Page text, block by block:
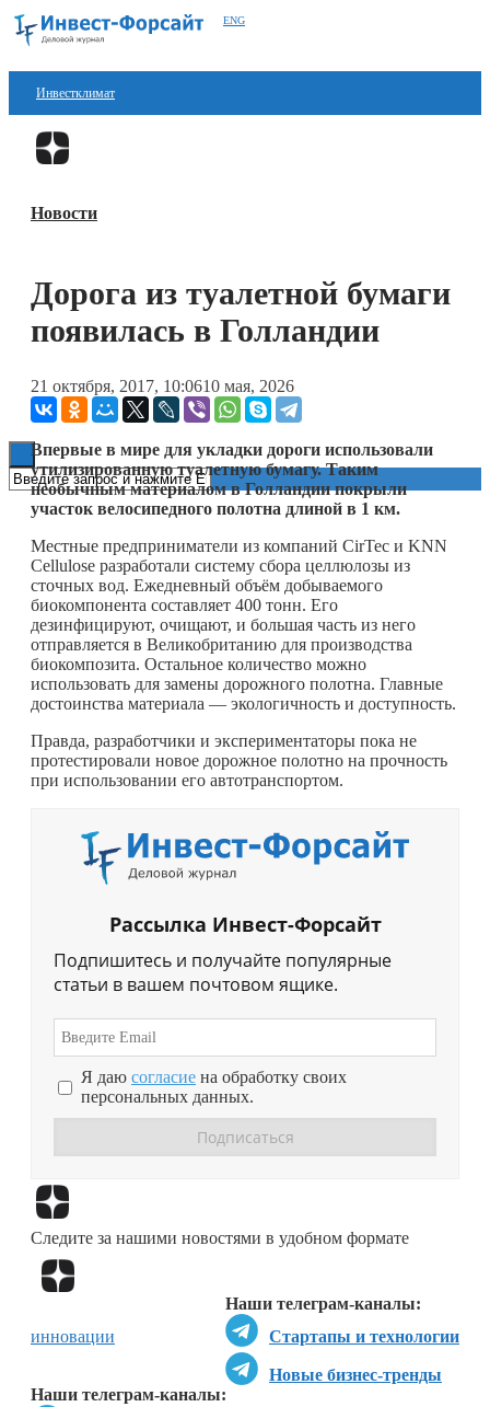
ENG
Инвестклимат
Финансы
Блокчейн
Технологии
Книги
Новости
Дорога из туалетной бумаги
появилась в Голландии
21 октября, 2017, 10:0610 мая, 2026
Впервые в мире для укладки дороги использовали
утилизированную туалетную бумагу. Таким
необычным материалом в Голландии покрыли
участок велосипедного полотна длиной в 1 км.
Местные предприниматели из компаний CirTec и KNN
Cellulose разработали систему сбора целлюлозы из
сточных вод. Ежедневный объём добываемого
биокомпонента составляет 400 тонн. Его
дезинфицируют, очищают, и большая часть из него
отправляется в Великобританию для производства
биокомпозита. Остальное количество можно
использовать для замены дорожного полотна. Главные
достоинства материала — экологичность и доступность.
Правда, разработчики и экспериментаторы пока не
протестировали новое дорожное полотно на прочность
при использовании его автотранспортом.
Рассылка Инвест-Форсайт
Подпишитесь и получайте популярные
статьи в вашем почтовом ящике.
Я даю согласие на обработку своих
персональных данных.
Следите за нашими новостями в удобном формате
Наши телеграм-каналы:
Стартапы и технологии
Новые бизнес-тренды
Наши телеграм-каналы:
инновации